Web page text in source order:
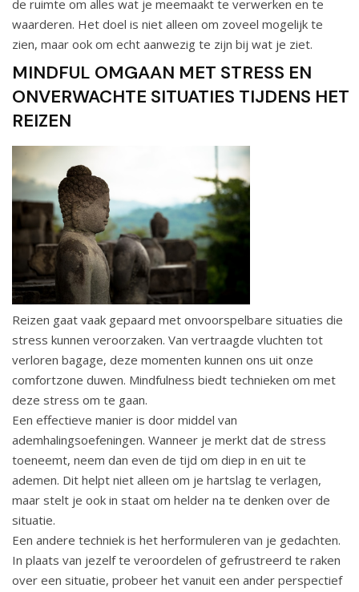
de ruimte om alles wat je meemaakt te verwerken en te
waarderen. Het doel is niet alleen om zoveel mogelijk te
zien, maar ook om echt aanwezig te zijn bij wat je ziet.
MINDFUL OMGAAN MET STRESS EN
ONVERWACHTE SITUATIES TIJDENS HET
REIZEN
Reizen gaat vaak gepaard met onvoorspelbare situaties die
stress kunnen veroorzaken. Van vertraagde vluchten tot
verloren bagage, deze momenten kunnen ons uit onze
comfortzone duwen. Mindfulness biedt technieken om met
deze stress om te gaan.
Een effectieve manier is door middel van
ademhalingsoefeningen. Wanneer je merkt dat de stress
toeneemt, neem dan even de tijd om diep in en uit te
ademen. Dit helpt niet alleen om je hartslag te verlagen,
maar stelt je ook in staat om helder na te denken over de
situatie.
Een andere techniek is het herformuleren van je gedachten.
In plaats van jezelf te veroordelen of gefrustreerd te raken
over een situatie, probeer het vanuit een ander perspectief